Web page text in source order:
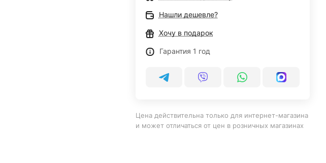
Нашли дешевле?
Хочу в подарок
Гарантия 1 год
Цена действительна только для интернет-магазина
и может отличаться от цен в розничных магазинах